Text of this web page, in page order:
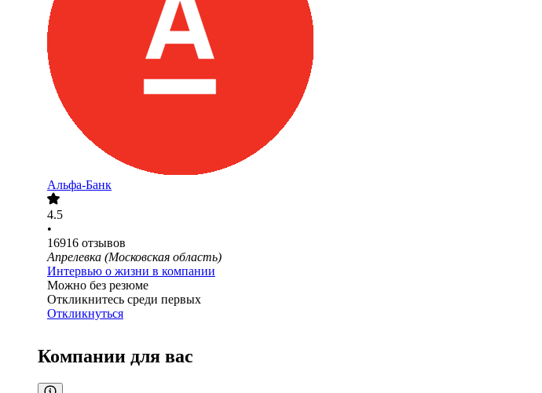
Альфа-Банк
4.5
•
16916 отзывов
Апрелевка (Московская область)
Интервью о жизни в компании
Можно без резюме
Откликнитесь среди первых
Откликнуться
Компании для вас